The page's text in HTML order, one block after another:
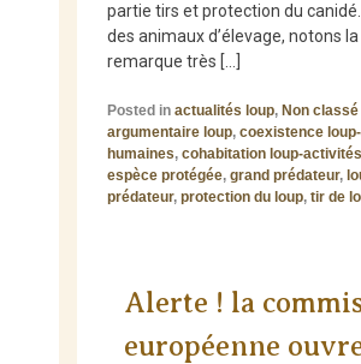
partie tirs et protection du
des animaux d’élevage, notons la
remarque très […]
Posted in actualités loup, Non classé
argumentaire loup, coexistence
humaines, cohabitation loup-
espèce protégée, grand prédateur,
prédateur, protection du loup, tir de
Alerte ! la commission
européenne